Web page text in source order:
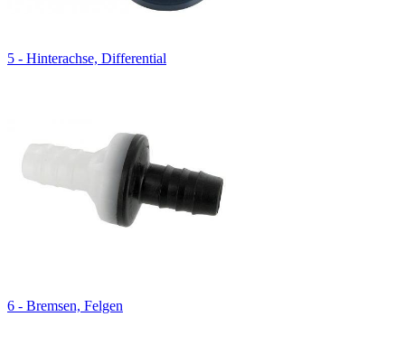
5 - Hinterachse, Differential
6 - Bremsen, Felgen